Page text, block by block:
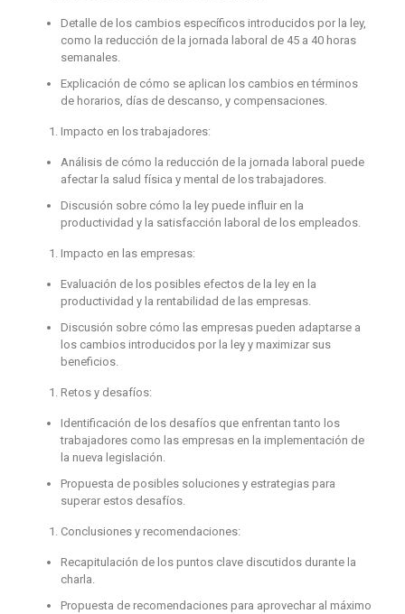
Detalle de los cambios específicos introducidos por la ley,
como la reducción de la jornada laboral de 45 a 40 horas
semanales.
Explicación de cómo se aplican los cambios en términos
de horarios, días de descanso, y compensaciones.
Impacto en los trabajadores:
Análisis de cómo la reducción de la jornada laboral puede
afectar la salud física y mental de los trabajadores.
Discusión sobre cómo la ley puede influir en la
productividad y la satisfacción laboral de los empleados.
Impacto en las empresas:
Evaluación de los posibles efectos de la ley en la
productividad y la rentabilidad de las empresas.
Discusión sobre cómo las empresas pueden adaptarse a
los cambios introducidos por la ley y maximizar sus
beneficios.
Retos y desafíos:
Identificación de los desafíos que enfrentan tanto los
trabajadores como las empresas en la implementación de
la nueva legislación.
Propuesta de posibles soluciones y estrategias para
superar estos desafíos.
Conclusiones y recomendaciones:
Recapitulación de los puntos clave discutidos durante la
charla.
Propuesta de recomendaciones para aprovechar al máximo